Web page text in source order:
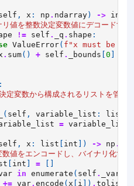
, x : np . ndarray ) -> int
値を整数決定変数値にデコードす
!= self . _q . shape :
ValueError( f "x must be of
. sum() + self . _bounds 0
:
定変数から構成されるリストを管
( self , variable_list : list
= variable_list
, x : list int ]) -> np .
値をエンコードし、バイナリ化す
int =
in enumerate ( self .
+= var. encode ( x i ]) . tolist